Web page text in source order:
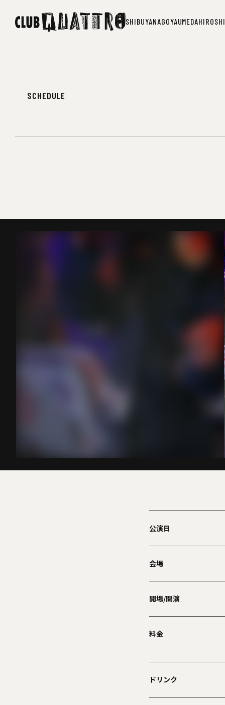
SHIBUYANAGOYAUMEDA
SCHEDULE
公演日
会場
開場/開演
料金
ドリンク